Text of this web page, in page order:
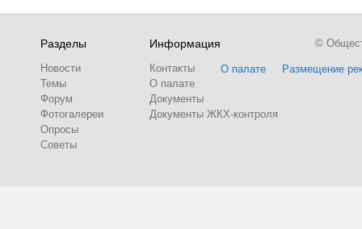
Разделы
Новости
Темы
Форум
Фотогалереи
Опросы
Советы
Информация
Контакты
О палате
Документы
Документы ЖКХ-контроля
О палате Размещение
©